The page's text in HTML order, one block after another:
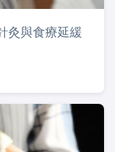
灸與食療延緩